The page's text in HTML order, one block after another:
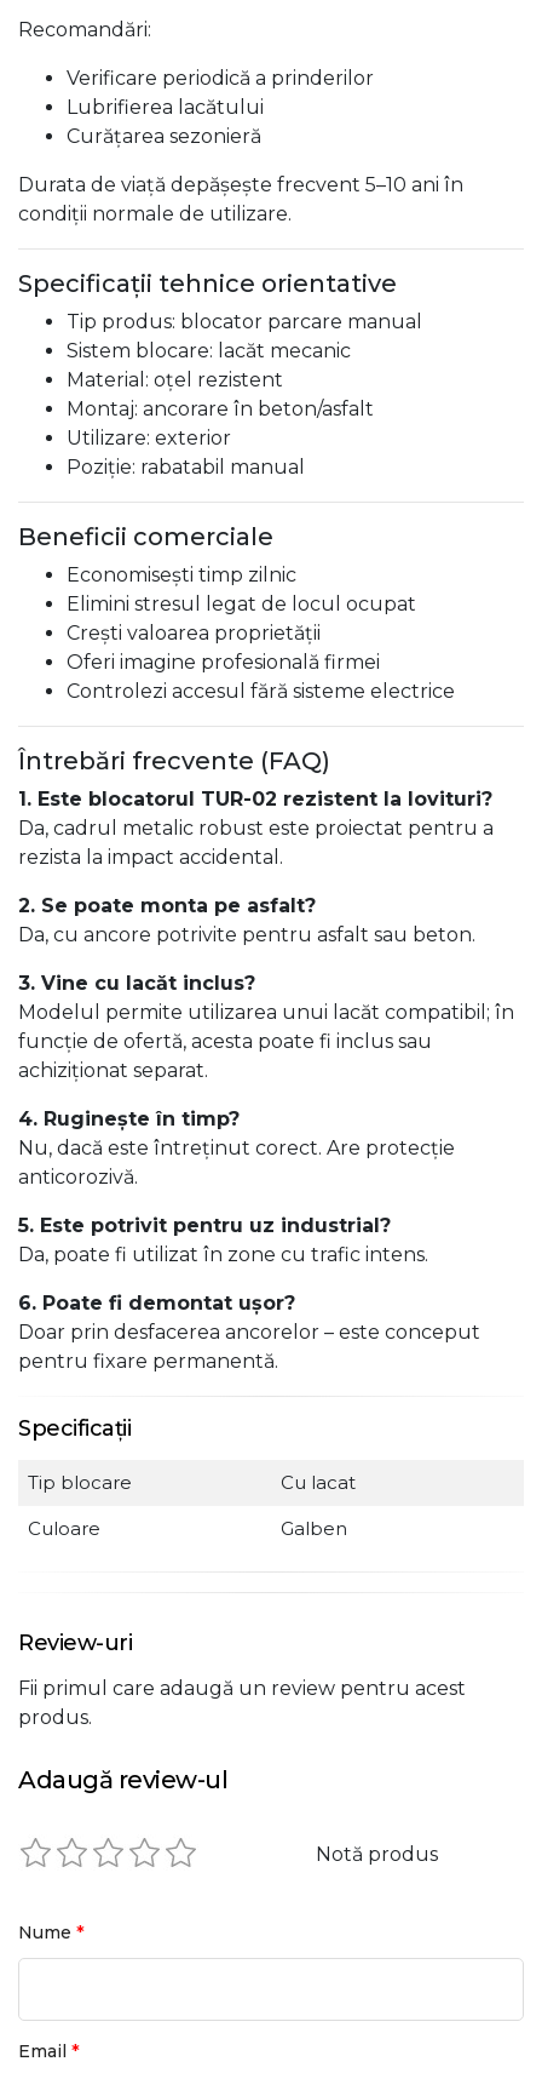
Recomandări:
Verificare periodică a prinderilor
Lubrifierea lacătului
Curățarea sezonieră
Durata de viață depășește frecvent 5–10 ani în
condiții normale de utilizare.
Specificații tehnice orientative
Tip produs: blocator parcare manual
Sistem blocare: lacăt mecanic
Material: oțel rezistent
Montaj: ancorare în beton/asfalt
Utilizare: exterior
Poziție: rabatabil manual
Beneficii comerciale
Economisești timp zilnic
Elimini stresul legat de locul ocupat
Crești valoarea proprietății
Oferi imagine profesională firmei
Controlezi accesul fără sisteme electrice
Întrebări frecvente (FAQ)
1. Este blocatorul TUR-02 rezistent la lovituri?
Da, cadrul metalic robust este proiectat pentru a
rezista la impact accidental.
2. Se poate monta pe asfalt?
Da, cu ancore potrivite pentru asfalt sau beton.
3. Vine cu lacăt inclus?
Modelul permite utilizarea unui lacăt compatibil; în
funcție de ofertă, acesta poate fi inclus sau
achiziționat separat.
4. Ruginește în timp?
Nu, dacă este întreținut corect. Are protecție
anticorozivă.
5. Este potrivit pentru uz industrial?
Da, poate fi utilizat în zone cu trafic intens.
6. Poate fi demontat ușor?
Doar prin desfacerea ancorelor – este conceput
pentru fixare permanentă.
Specificații
Tip blocare
Cu lacat
Culoare
Galben
Review-uri
Fii primul care adaugă un review pentru acest
produs.
Adaugă review-ul
Notă produs
Nume *
Email *